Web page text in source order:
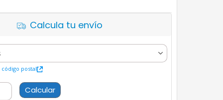
Calcula tu envío
postal
Calcular